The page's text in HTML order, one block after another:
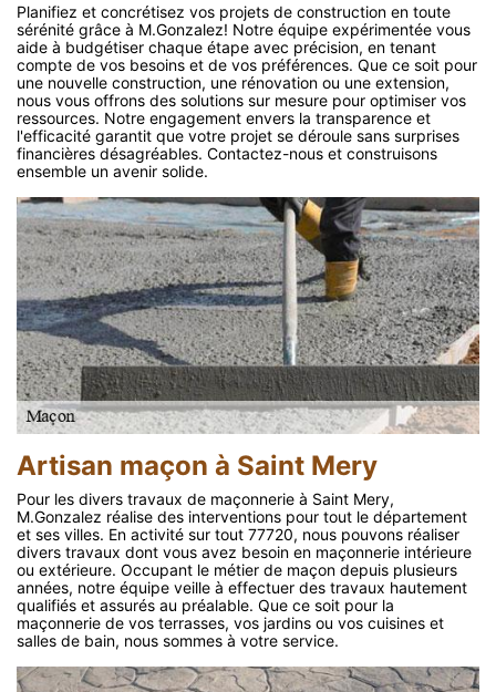
Planifiez et concrétisez vos projets de construction en toute
sérénité grâce à M.Gonzalez! Notre équipe expérimentée vous
aide à budgétiser chaque étape avec précision, en tenant
compte de vos besoins et de vos préférences. Que ce soit pour
une nouvelle construction, une rénovation ou une extension,
nous vous offrons des solutions sur mesure pour optimiser vos
ressources. Notre engagement envers la transparence et
l'efficacité garantit que votre projet se déroule sans surprises
financières désagréables. Contactez-nous et construisons
ensemble un avenir solide.
Artisan maçon à Saint Mery
Pour les divers travaux de maçonnerie à Saint Mery,
M.Gonzalez réalise des interventions pour tout le département
et ses villes. En activité sur tout 77720, nous pouvons réaliser
divers travaux dont vous avez besoin en maçonnerie intérieure
ou extérieure. Occupant le métier de maçon depuis plusieurs
années, notre équipe veille à effectuer des travaux hautement
qualifiés et assurés au préalable. Que ce soit pour la
maçonnerie de vos terrasses, vos jardins ou vos cuisines et
salles de bain, nous sommes à votre service.